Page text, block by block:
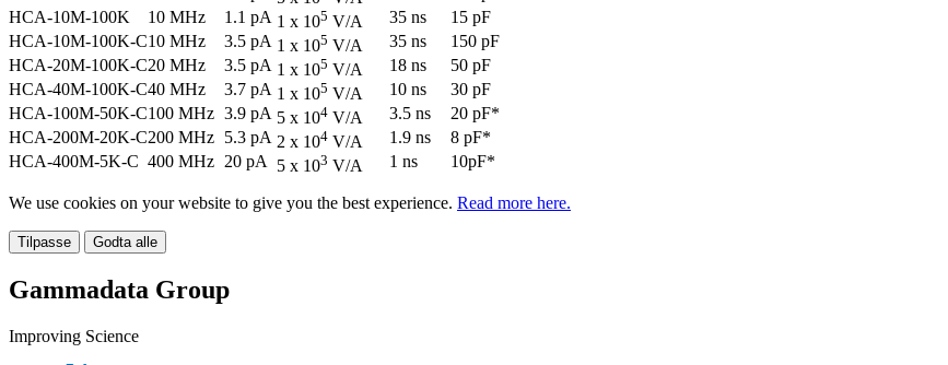
HCA-10M-100K
10 MHz 1.1 pA 1 x 105 V/A 35 ns
15 pF
HCA-10M-100K-C10 MHz 3.5 pA 1 x 105 V/A 35 ns
150 pF
HCA-20M-100K-C20 MHz 3.5 pA 1 x 105 V/A 18 ns
50 pF
HCA-40M-100K-C40 MHz 3.7 pA 1 x 105 V/A 10 ns
30 pF
HCA-100M-50K-C100 MHz 3.9 pA 5 x 104 V/A 3.5 ns
20 pF*
HCA-200M-20K-C200 MHz 5.3 pA 2 x 104 V/A 1.9 ns
8 pF*
HCA-400M-5K-C 400 MHz 20 pA 5 x 103 V/A 1 ns 10pF*
We use cookies on your website to give you the best experience. Read more here.
Tilpasse Godta alle
Gammadata Group
Improving Science